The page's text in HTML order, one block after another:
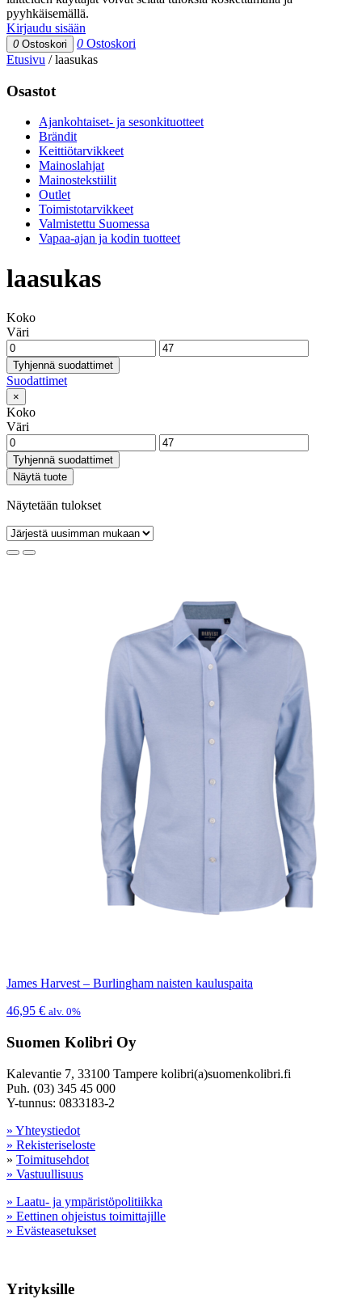
pyyhkäisemällä.
Kirjaudu sisään
0 Ostoskori 0 Ostoskori
Etusivu /laasukas
Osastot
Ajankohtaiset- ja sesonkituotteet
Brändit
Keittiötarvikkeet
Mainoslahjat
Mainostekstiilit
Outlet
Toimistotarvikkeet
Valmistettu Suomessa
Vapaa-ajan ja kodin tuotteet
laasukas
Koko
Väri
Tyhjennä suodattimet
Suodattimet
×
Koko
Väri
Tyhjennä suodattimet
Näytä tuote
Näytetään tulokset
James Harvest – Burlingham naisten kauluspaita
46,95 € alv. 0%
Suomen Kolibri Oy
Kalevantie 7, 33100 Tampere kolibri(a)suomenkolibri.fi
Puh. (03) 345 45 000
Y-tunnus: 0833183-2
» Yhteystiedot
» Rekisteriseloste
» Toimitusehdot
» Vastuullisuus
» Laatu- ja ympäristöpolitiikka
» Eettinen ohjeistus toimittajille
» Evästeasetukset
Yrityksille